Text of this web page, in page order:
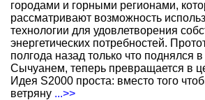
городами и горными регионами,
рассматривают возможность
технологии для удовлетворения
энергетических потребностей.
полгода назад только что поднялся
Сычуанем, теперь превращается в
Идея S2000 проста: вместо того
ветряну ...>>